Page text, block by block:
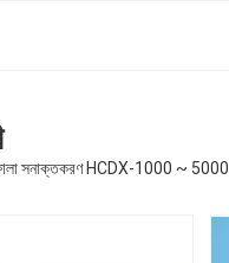
ফালা সনাক্তকরণ HCDX-1000 ~ 5000